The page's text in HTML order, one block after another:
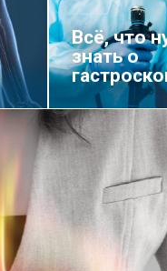
Всё, что
знать о